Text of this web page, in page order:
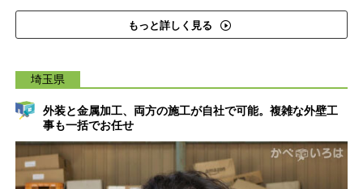
もっと詳しく見る
埼玉県
外装と金属加工、両方の施工が自社で可能。複雑な外壁工
事も一括でお任せ